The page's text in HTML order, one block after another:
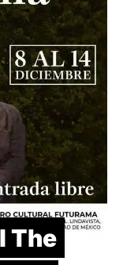
The